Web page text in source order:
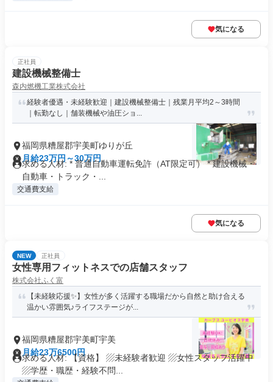
気になる
正社員
建設機械整備士
森内燃機工業株式会社
経験者優遇・未経験歓迎｜建設機械整備士｜残業月平均2～3時間
｜転勤なし｜舗装機械や油圧ショ...
福岡県糟屋郡宇美町ゆりが丘
月給23万円～30万円
求める人材: * 普通自動車運転免許（AT限定可） * 建設機械・
自動車・トラック・...
交通費支給
気になる
NEW 正社員
女性専用フィットネスでの店舗スタッフ
株式会社ふく富
【未経験応援✨】女性が多く活躍する職場だから自然と助け合える
温かい雰囲気♪ライフステージが...
福岡県糟屋郡宇美町宇美
月給23万6500円
求める人材: 【資格】 ▨未経験者歓迎 ▨女性スタッフ活躍中
▨学歴・職歴・経験不問...